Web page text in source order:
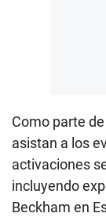
Como parte
asistan a los
activaciones
incluyendo
Beckham en